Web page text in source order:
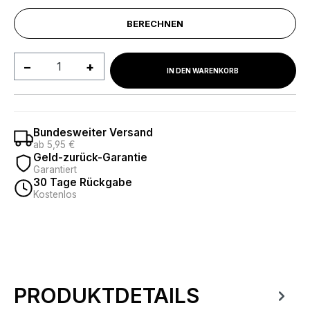
BERECHNEN
Produkt Anzahl: Gib denIN DEN WARENKORB
Bundesweiter Versand
ab 5,95 €
Geld-zurück-Garantie
Garantiert
30 Tage Rückgabe
Kostenlos
Produktinformationen
PRODUKTDETAILS